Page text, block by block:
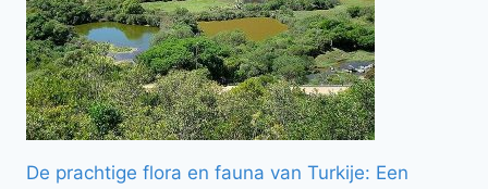
De prachtige flora en fauna van Turkije: Een